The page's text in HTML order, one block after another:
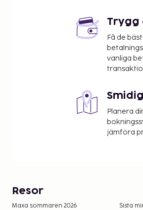
Trygg
Få de
vanliga
Planera
jämföra
Resor
Maxa sommaren 2026 Sista